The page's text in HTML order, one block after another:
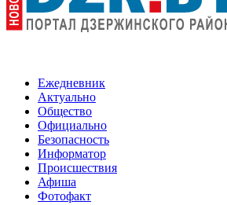
Ежедневник
Актуально
Общество
Официально
Безопасность
Информатор
Происшествия
Афиша
Фотофакт